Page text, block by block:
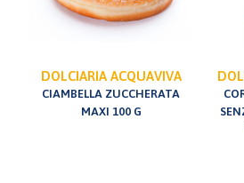
DOLCIARIA ACQUAVIVA
CIAMBELLA ZUCCHERATA
MAXI 100 G